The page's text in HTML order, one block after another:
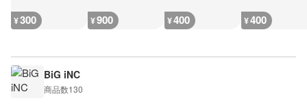
¥300 ¥900 ¥400 ¥400
BiG iNC
商品数130